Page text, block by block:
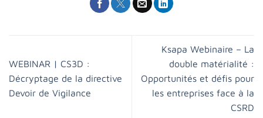
WEBINAR | CS3D :
Décryptage de la directive
Devoir de Vigilance
Ksapa Webinaire – La
double matérialité :
Opportunités et défis pour
les entreprises face à la
CSRD